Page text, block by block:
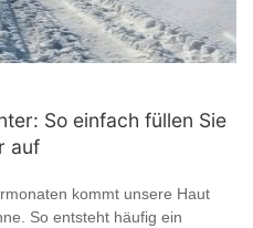
So einfach füllen Sie
auf
kommt unsere Haut
So entsteht häufig ein